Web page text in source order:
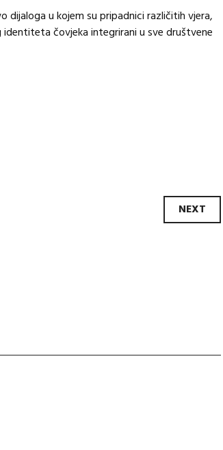
u kojem su pripadnici različitih vjera,
čovjeka integrirani u sve društvene
NEXT